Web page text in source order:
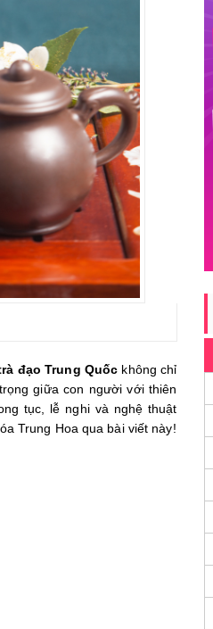
đạo Trung Quốc không chỉ
giữa con người với thiên
tục, lễ nghi và nghệ thuật
Trung Hoa qua bài viết này!